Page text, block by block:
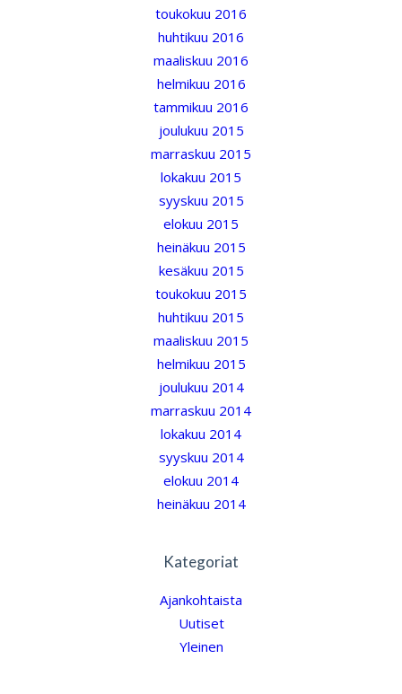
toukokuu 2016
huhtikuu 2016
maaliskuu 2016
helmikuu 2016
tammikuu 2016
joulukuu 2015
marraskuu 2015
lokakuu 2015
syyskuu 2015
elokuu 2015
heinäkuu 2015
kesäkuu 2015
toukokuu 2015
huhtikuu 2015
maaliskuu 2015
helmikuu 2015
joulukuu 2014
marraskuu 2014
lokakuu 2014
syyskuu 2014
elokuu 2014
heinäkuu 2014
Kategoriat
Ajankohtaista
Uutiset
Yleinen